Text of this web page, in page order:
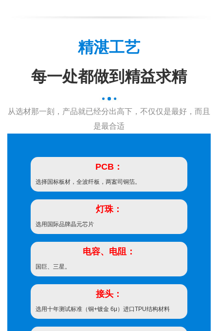
精湛工艺
每一处都做到精益求精
从选材那一刻，产品就已经分出高下，不仅仅是最好，而且
是最合适
PCB：
选择国标板材，全波纤板，两䀂司铜箔。
灯珠：
选用国际品牌晶元芯片
电容、电阻：
国巨、三星。
接头：
选用十年测试标准（铜+镀金 6μ）进口TPU结构材料